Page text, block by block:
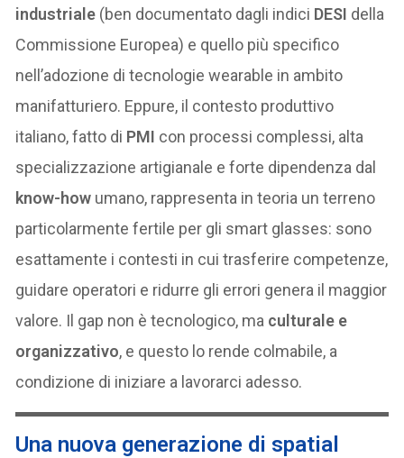
industriale (ben documentato dagli indici DESI della
Commissione Europea) e quello più specifico
nell’adozione di tecnologie wearable in ambito
manifatturiero. Eppure, il contesto produttivo
italiano, fatto di PMI con processi complessi, alta
specializzazione artigianale e forte dipendenza dal
know-how umano, rappresenta in teoria un terreno
particolarmente fertile per gli smart glasses: sono
esattamente i contesti in cui trasferire competenze,
guidare operatori e ridurre gli errori genera il maggior
valore. Il gap non è tecnologico, ma culturale e
organizzativo, e questo lo rende colmabile, a
condizione di iniziare a lavorarci adesso.
Una nuova generazione di spatial